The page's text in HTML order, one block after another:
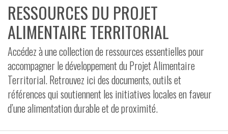
ESPACE PRESSE
VIDÉOS
CONTACT
RESSOURCES DU PROJET
ALIMENTAIRE TERRITORIAL
Accédez à une collection de ressources essentielles pour
accompagner le développement du Projet Alimentaire
Territorial. Retrouvez ici des documents, outils et
références qui soutiennent les initiatives locales en faveur
d’une alimentation durable et de proximité.